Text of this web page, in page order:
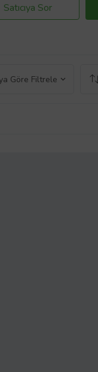
Satıcıya Sor
Göre Filtrele